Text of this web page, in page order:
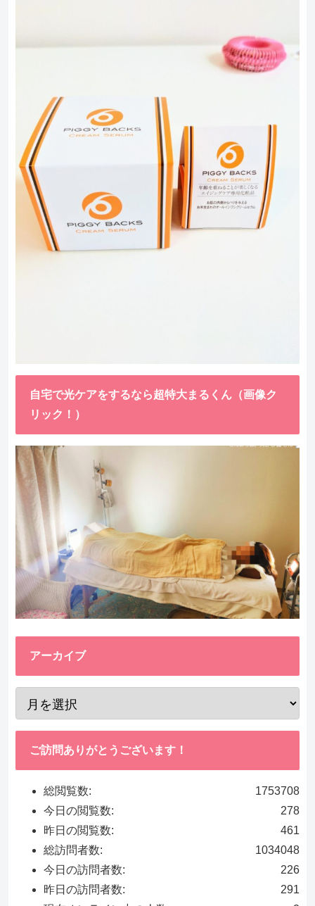
自宅で光ケアをするなら超特大まるくん（画像ク
リック！）
アーカイブ
ご訪問ありがとうございます！
1753708
総閲覧数:
278
今日の閲覧数:
461
昨日の閲覧数:
1034048
総訪問者数:
226
今日の訪問者数:
291
昨日の訪問者数: